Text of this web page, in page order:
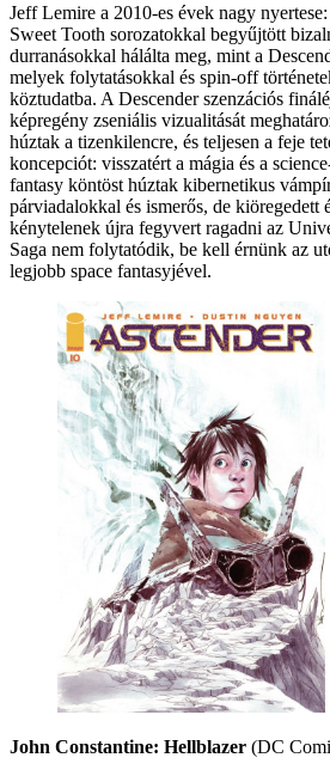
Jeff Lemire a 2010-es évek nagy
Sweet Tooth sorozatokkal begyűjtött
durranásokkal hálálta meg, mint a
melyek folytatásokkal és spin-off
köztudatba. A Descender szenzációs
képregény zseniális vizualitását
húztak a tizenkilencre, és teljesen a feje
koncepciót: visszatért a mágia és a
fantasy köntöst húztak kibernetikus
párviadalokkal és ismerős, de kiöregedett
kénytelenek újra fegyvert ragadni az
Saga nem folytatódik, be kell érnünk az
legjobb space fantasyjével.
John Constantine: Hellblazer (DC